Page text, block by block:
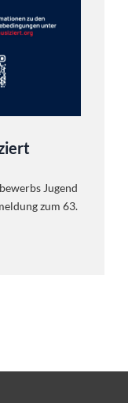
Jugend
zum 63.